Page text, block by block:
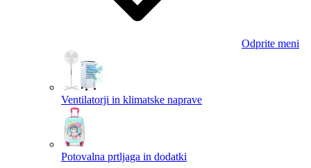
Odprite meni
Ventilatorji in klimatske naprave
Potovalna prtljaga in dodatki